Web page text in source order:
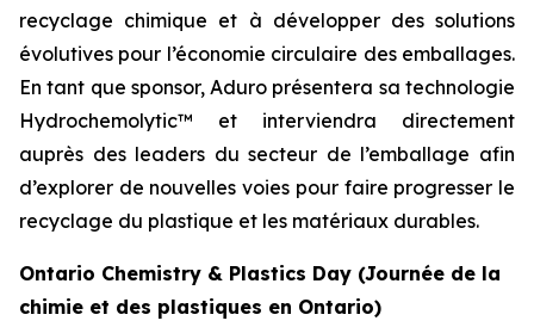
recyclage chimique et à développer des solutions
évolutives pour l’économie circulaire des emballages.
En tant que sponsor, Aduro présentera sa technologie
Hydrochemolytic™ et interviendra directement
auprès des leaders du secteur de l’emballage afin
d’explorer de nouvelles voies pour faire progresser le
recyclage du plastique et les matériaux durables.
Ontario Chemistry & Plastics Day (Journée de la
chimie et des plastiques en Ontario)